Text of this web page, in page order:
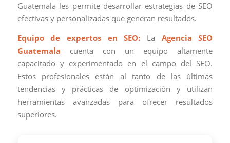
Guatemala les permite desarrollar estrategias de SEO
efectivas y personalizadas que generan resultados.
Equipo de expertos en SEO: La Agencia SEO
Guatemala cuenta con un equipo altamente
capacitado y experimentado en el campo del SEO.
Estos profesionales están al tanto de las últimas
tendencias y prácticas de optimización y utilizan
herramientas avanzadas para ofrecer resultados
superiores.